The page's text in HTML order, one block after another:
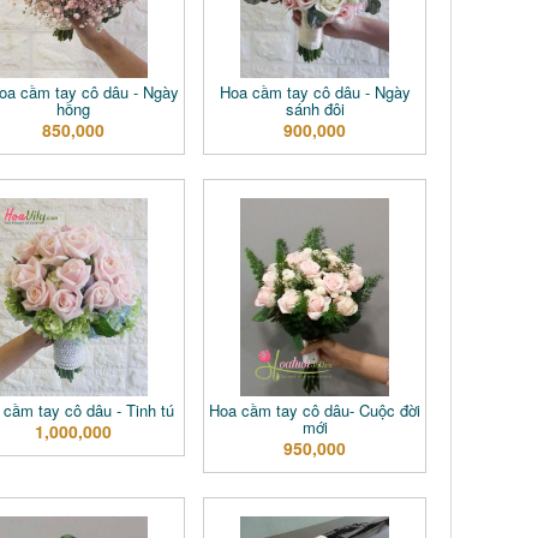
cầm tay cô dâu - Ngày
hồng
850,000
Hoa cầm tay cô dâu - Ngày
sánh đôi
900,000
cầm tay cô dâu - Tinh tú
1,000,000
Hoa cầm tay cô dâu- Cuộc đời
mới
950,000